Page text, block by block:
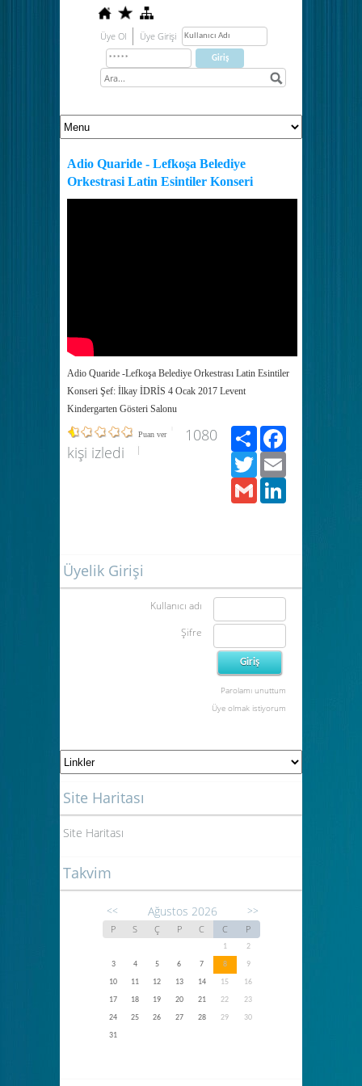
Üye Ol Üye Girişi
Adio Quaride - Lefkoşa Belediye
Orkestrasi Latin Esintiler Konseri
Adio Quaride -Lefkoşa Belediye Orkestrası Latin Esintiler
Konseri Şef: İlkay İDRİS 4 Ocak 2017 Levent
Kindergarten Gösteri Salonu
Puan ver
1080
kişi izledi
Paylaş
Twitter
Gmail
Üyelik Girişi
Kullanıcı adı
Şifre
Parolamı unuttum
Üye olmak istiyorum
Site Haritası
Site Haritası
Takvim
<< Ağustos 2026 >>
P S Ç P C C P
1
2
3
4 5 6 7 8
9
10
11 12 13 14 15
16
17
18 19 20 21 22
23
24
25 26 27 28 29
30
31